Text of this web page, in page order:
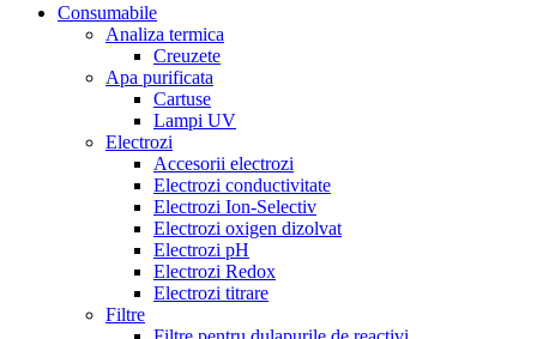
Consumabile
Analiza termica
Creuzete
Apa purificata
Cartuse
Lampi UV
Electrozi
Accesorii electrozi
Electrozi conductivitate
Electrozi Ion-Selectiv
Electrozi oxigen dizolvat
Electrozi pH
Electrozi Redox
Electrozi titrare
Filtre